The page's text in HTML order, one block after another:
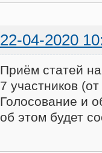
22-04-2020
Приём статей
7 участников
Голосование и
об этом будет